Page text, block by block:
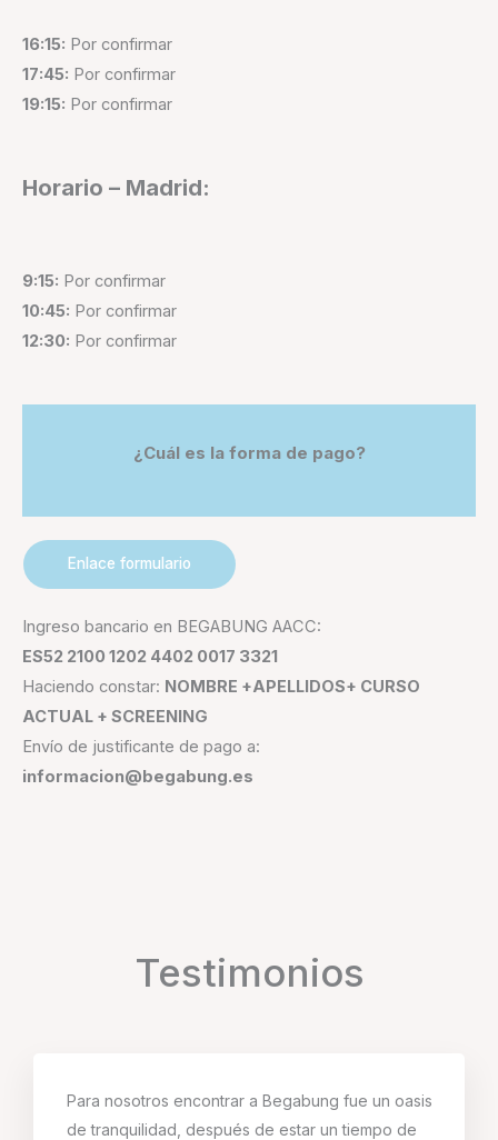
16:15: Por confirmar
17:45: Por confirmar
19:15: Por confirmar
Horario – Madrid:
9:15: Por confirmar
10:45: Por confirmar
12:30: Por confirmar
¿Cuál es la forma de pago?
Enlace formulario
Ingreso bancario en BEGABUNG AACC:
ES52 2100 1202 4402 0017 3321
Haciendo constar: NOMBRE +APELLIDOS+ CURSO
ACTUAL + SCREENING
Envío de justificante de pago a:
informacion@begabung.es
Testimonios
Para nosotros encontrar a Begabung fue un oasis
de tranquilidad, después de estar un tiempo de